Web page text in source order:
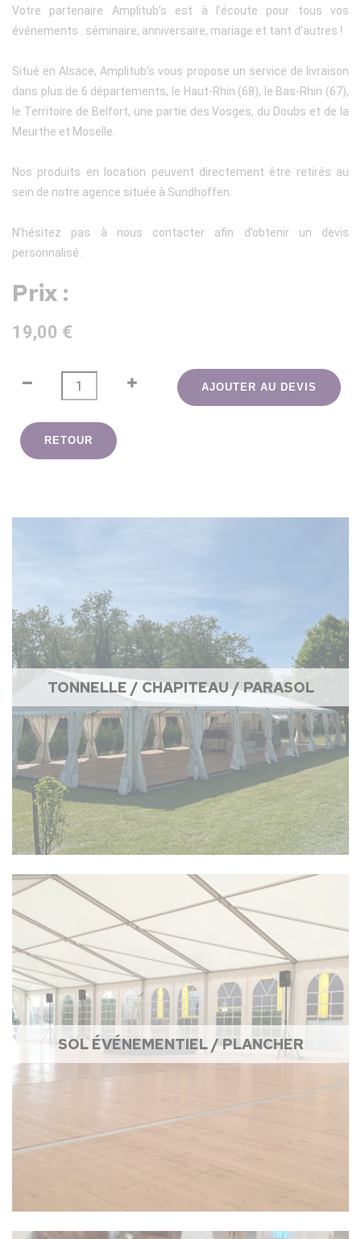
Votre partenaire Amplitub’s est à l’écoute pour tous vos
événements : séminaire, anniversaire, mariage et tant d’autres !
Situé en Alsace, Amplitub’s vous propose un service de livraison
dans plus de 6 départements, le Haut-Rhin (68), le Bas-Rhin (67),
le Territoire de Belfort, une partie des Vosges, du Doubs et de la
Meurthe et Moselle.
Nos produits en location peuvent directement être retirés au
sein de notre agence située à Sundhoffen.
N’hésitez pas à nous contacter afin d’obtenir un devis
personnalisé.
Prix :
19,00 €
AJOUTER AU DEVIS
RETOUR
TONNELLE / CHAPITEAU / PARASOL
SOL ÉVÉNEMENTIEL / PLANCHER